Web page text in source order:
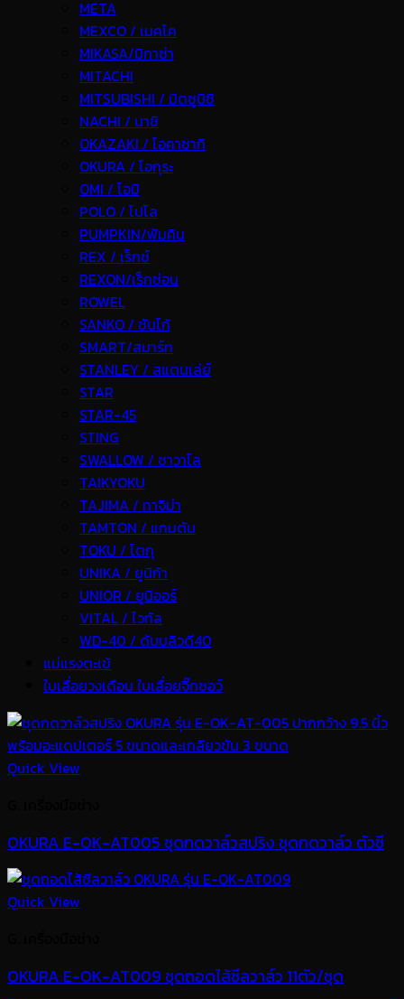
META
MEXCO / เมคโค
MIKASA/มิกาซ่า
MITACHI
MITSUBISHI / มิตซูบิชิ
NACHI / นาชิ
OKAZAKI / โอคาซากิ
OKURA / โอกุระ
OMI / โอมิ
POLO / โปโล
PUMPKIN/พัมคิน
REX / เร็กช์
REXON/เร็กซ่อน
ROWEL
SANKO / ซันโก้
SMART/สมาร์ท
STANLEY / สแตนเล่ย์
STAR
STAR-45
STING
SWALLOW / ซาวาโล
TAIKYOKU
TAJIMA / ทาจิม่า
TAMTON / แทมตัน
TOKU / โตกุ
UNIKA / ยูนิก้า
UNIOR / ยูนิออร์
VITAL / ไวทัล
WD-40 / ดับบลิวดี40
แม่แรงตะเข้
ใบเลื่อยวงเดือน ใบเลื่อยจิ๊กซอว์
Quick View
OKURA E-OK-AT005 ชุดกดวาล์วสปริง ชุดกดวาล์ว ตัวซี
Quick View
OKURA E-OK-AT009 ชุดถอดไส้ซีลวาล์ว 11ตัว/ชุด